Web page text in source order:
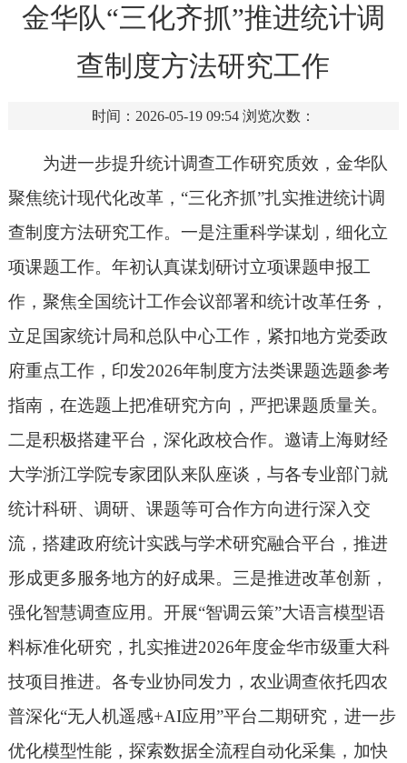
金华队“三化齐抓”推进统计调
查制度方法研究工作
时间：2026-05-19 09:54 浏览次数：
为进一步提升统计调查工作研究质效，金华队
聚焦统计现代化改革， “三化齐抓”扎实推进统计调
查制度方法研究工作。一是注重科学谋划， 细化立
项课题工作。 年初认真谋划研讨立项课题申报工
作，聚焦全国统计工作会议部署和统计改革任务，
立足国家统计局和总队中心工作， 紧扣地方党委政
府重点工作， 印发2026年制度方法类课题选题参考
指南， 在选题上把准研究方向 ， 严把课题质量关。
二是积极搭建平台，深化政校合作。邀请上海财经
大学浙江学院专家团队来队座谈，与各专业部门就
统计科研、调研、课题等可合作方向进行深入交
流，搭建政府统计实践与学术研究融合平台，推进
形成更多服务地方的好成果。三是推进改革创新，
强化智慧调查应用。 开展“智调云策”大语言模型语
料标准化研究 ， 扎实推进2026年度金华市级重大科
技项目 推进。各专业协同发力，农业调查依托四农
普深化“无人机遥感+AI应用”平台二期研究 ， 进一步
优化模型性能，探索数据全流程自动化采集，加快